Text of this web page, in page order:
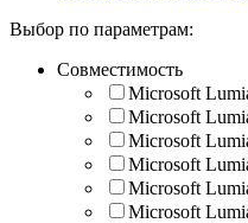
Выбор по параметрам:
Совместимость
Microsoft
Microsoft
Microsoft
Microsoft
Microsoft
Microsoft